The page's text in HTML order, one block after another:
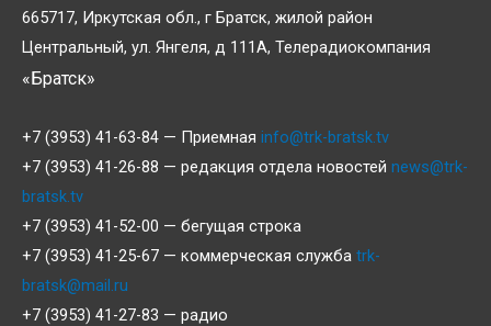
665717, Иркутская обл., г Братск, жилой район
Центральный, ул. Янгеля, д 111А, Телерадиокомпания
«Братск»
+7 (3953) 41-63-84 — Приемная info@trk-bratsk.tv
+7 (3953) 41-26-88 — редакция отдела новостей news@trk-
bratsk.tv
+7 (3953) 41-52-00 — бегущая строка
+7 (3953) 41-25-67 — коммерческая служба trk-
bratsk@mail.ru
+7 (3953) 41-27-83 — радио